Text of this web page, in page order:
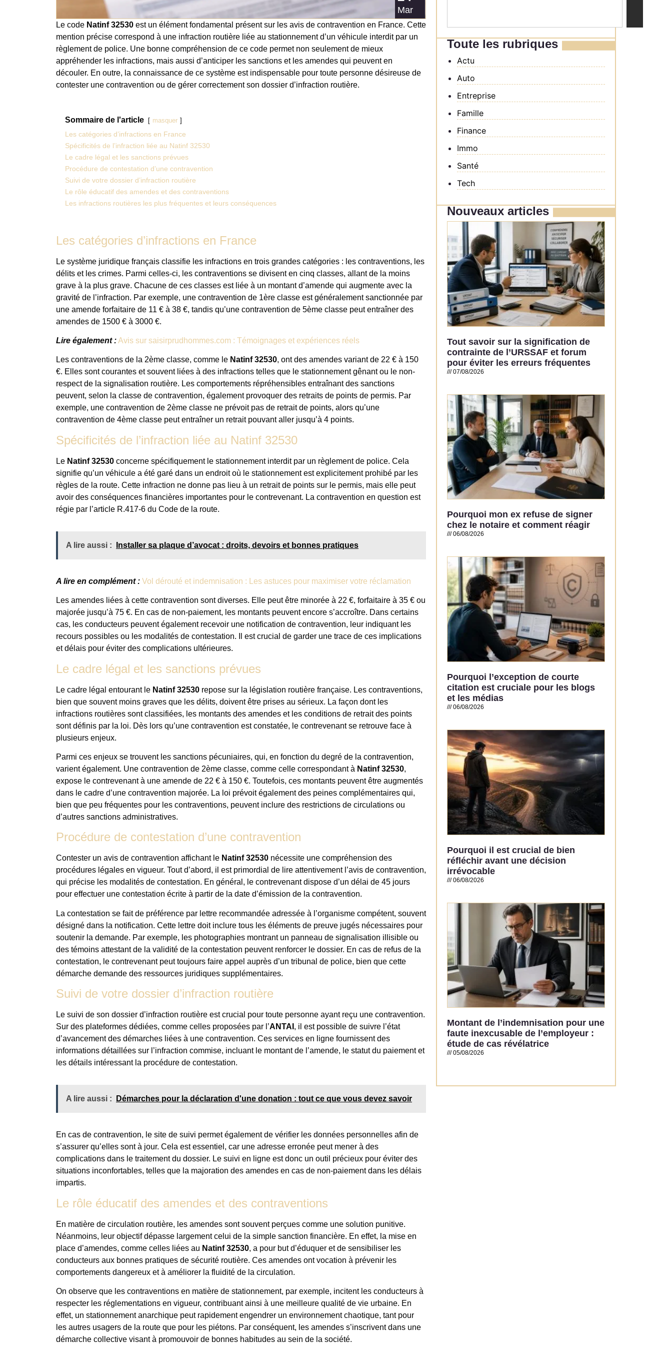
Mar
Le code Natinf 32530 est un élément fondamental présent sur les avis de contravention en France. Cette
mention précise correspond à une infraction routière liée au stationnement d’un véhicule interdit par un
règlement de police. Une bonne compréhension de ce code permet non seulement de mieux
appréhender les infractions, mais aussi d’anticiper les sanctions et les amendes qui peuvent en
découler. En outre, la connaissance de ce système est indispensable pour toute personne désireuse de
contester une contravention ou de gérer correctement son dossier d’infraction routière.
Sommaire de l'article masquer
Les catégories d’infractions en France
Spécificités de l’infraction liée au Natinf 32530
Le cadre légal et les sanctions prévues
Procédure de contestation d’une contravention
Suivi de votre dossier d’infraction routière
Le rôle éducatif des amendes et des contraventions
Les infractions routières les plus fréquentes et leurs conséquences
Les catégories d’infractions en France
Le système juridique français classifie les infractions en trois grandes catégories : les contraventions, les
délits et les crimes. Parmi celles-ci, les contraventions se divisent en cinq classes, allant de la moins
grave à la plus grave. Chacune de ces classes est liée à un montant d’amende qui augmente avec la
gravité de l’infraction. Par exemple, une contravention de 1ère classe est généralement sanctionnée par
une amende forfaitaire de 11 € à 38 €, tandis qu’une contravention de 5ème classe peut entraîner des
amendes de 1500 € à 3000 €.
Lire également :Avis sur saisirprudhommes.com : Témoignages et expériences réels
Les contraventions de la 2ème classe, comme le Natinf 32530, ont des amendes variant de 22 € à 150
€. Elles sont courantes et souvent liées à des infractions telles que le stationnement gênant ou le non-
respect de la signalisation routière. Les comportements répréhensibles entraînant des sanctions
peuvent, selon la classe de contravention, également provoquer des retraits de points de permis. Par
exemple, une contravention de 2ème classe ne prévoit pas de retrait de points, alors qu’une
contravention de 4ème classe peut entraîner un retrait pouvant aller jusqu’à 4 points.
Spécificités de l’infraction liée au Natinf 32530
Le Natinf 32530 concerne spécifiquement le stationnement interdit par un règlement de police. Cela
signifie qu’un véhicule a été garé dans un endroit où le stationnement est explicitement prohibé par les
règles de la route. Cette infraction ne donne pas lieu à un retrait de points sur le permis, mais elle peut
avoir des conséquences financières importantes pour le contrevenant. La contravention en question est
régie par l’article R.417-6 du Code de la route.
A lire aussi : Installer sa plaque d’avocat : droits, devoirs et bonnes pratiques
A lire en complément : Vol dérouté et indemnisation : Les astuces pour maximiser votre réclamation
Les amendes liées à cette contravention sont diverses. Elle peut être minorée à 22 €, forfaitaire à 35 € ou
majorée jusqu’à 75 €. En cas de non-paiement, les montants peuvent encore s’accroître. Dans certains
cas, les conducteurs peuvent également recevoir une notification de contravention, leur indiquant les
recours possibles ou les modalités de contestation. Il est crucial de garder une trace de ces implications
et délais pour éviter des complications ultérieures.
Le cadre légal et les sanctions prévues
Le cadre légal entourant le Natinf 32530 repose sur la législation routière française. Les contraventions,
bien que souvent moins graves que les délits, doivent être prises au sérieux. La façon dont les
infractions routières sont classifiées, les montants des amendes et les conditions de retrait des points
sont définis par la loi. Dès lors qu’une contravention est constatée, le contrevenant se retrouve face à
plusieurs enjeux.
Parmi ces enjeux se trouvent les sanctions pécuniaires, qui, en fonction du degré de la contravention,
varient également. Une contravention de 2ème classe, comme celle correspondant à Natinf 32530,
expose le contrevenant à une amende de 22 € à 150 €. Toutefois, ces montants peuvent être augmentés
dans le cadre d’une contravention majorée. La loi prévoit également des peines complémentaires qui,
bien que peu fréquentes pour les contraventions, peuvent inclure des restrictions de circulations ou
d’autres sanctions administratives.
Procédure de contestation d’une contravention
Contester un avis de contravention affichant le Natinf 32530 nécessite une compréhension des
procédures légales en vigueur. Tout d’abord, il est primordial de lire attentivement l’avis de contravention,
qui précise les modalités de contestation. En général, le contrevenant dispose d’un délai de 45 jours
pour effectuer une contestation écrite à partir de la date d’émission de la contravention.
La contestation se fait de préférence par lettre recommandée adressée à l’organisme compétent, souvent
désigné dans la notification. Cette lettre doit inclure tous les éléments de preuve jugés nécessaires pour
soutenir la demande. Par exemple, les photographies montrant un panneau de signalisation illisible ou
des témoins attestant de la validité de la contestation peuvent renforcer le dossier. En cas de refus de la
contestation, le contrevenant peut toujours faire appel auprès d’un tribunal de police, bien que cette
démarche demande des ressources juridiques supplémentaires.
Suivi de votre dossier d’infraction routière
Le suivi de son dossier d’infraction routière est crucial pour toute personne ayant reçu une contravention.
Sur des plateformes dédiées, comme celles proposées par l’ANTAI , il est possible de suivre l’état
d’avancement des démarches liées à une contravention. Ces services en ligne fournissent des
informations détaillées sur l’infraction commise, incluant le montant de l’amende, le statut du paiement et
les détails intéressant la procédure de contestation.
A lire aussi : Démarches pour la déclaration d'une donation : tout ce que vous devez savoir
En cas de contravention, le site de suivi permet également de vérifier les données personnelles afin de
s’assurer qu’elles sont à jour. Cela est essentiel, car une adresse erronée peut mener à des
complications dans le traitement du dossier. Le suivi en ligne est donc un outil précieux pour éviter des
situations inconfortables, telles que la majoration des amendes en cas de non-paiement dans les délais
impartis.
Le rôle éducatif des amendes et des contraventions
En matière de circulation routière, les amendes sont souvent perçues comme une solution punitive.
Néanmoins, leur objectif dépasse largement celui de la simple sanction financière. En effet, la mise en
place d’amendes, comme celles liées au Natinf 32530, a pour but d’éduquer et de sensibiliser les
conducteurs aux bonnes pratiques de sécurité routière. Ces amendes ont vocation à prévenir les
comportements dangereux et à améliorer la fluidité de la circulation.
On observe que les contraventions en matière de stationnement, par exemple, incitent les conducteurs à
respecter les réglementations en vigueur, contribuant ainsi à une meilleure qualité de vie urbaine. En
effet, un stationnement anarchique peut rapidement engendrer un environnement chaotique, tant pour
les autres usagers de la route que pour les piétons. Par conséquent, les amendes s’inscrivent dans une
démarche collective visant à promouvoir de bonnes habitudes au sein de la société.
Toute les rubriques
Actu
Auto
Entreprise
Famille
Finance
Immo
Santé
Tech
Nouveaux articles
Tout savoir sur la signification de
contrainte de l’URSSAF et forum
pour éviter les erreurs fréquentes
07/08/2026
Pourquoi mon ex refuse de signer
chez le notaire et comment réagir
06/08/2026
Pourquoi l’exception de courte
citation est cruciale pour les blogs
et les médias
06/08/2026
Pourquoi il est crucial de bien
réfléchir avant une décision
irrévocable
06/08/2026
Montant de l’indemnisation pour une
faute inexcusable de l’employeur :
étude de cas révélatrice
05/08/2026